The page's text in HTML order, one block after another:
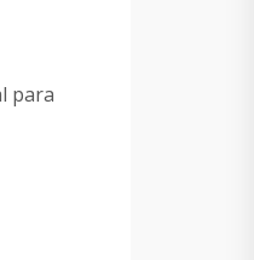
para